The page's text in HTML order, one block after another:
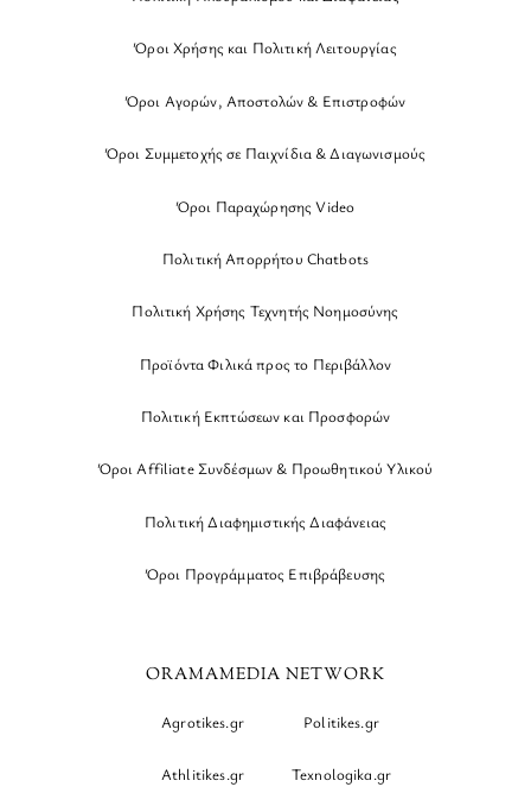
Όροι Χρήσης και Πολιτική Λειτουργίας
Όροι Αγορών, Αποστολών & Επιστροφών
Όροι Συμμετοχής σε Παιχνίδια & Διαγωνισμούς
Όροι Παραχώρησης Video
Πολιτική Απορρήτου Chatbots
Πολιτική Χρήσης Τεχνητής Νοημοσύνης
Προϊόντα Φιλικά προς το Περιβάλλον
Πολιτική Εκπτώσεων και Προσφορών
Όροι Affiliate Συνδέσμων & Προωθητικού Υλικού
Πολιτική Διαφημιστικής Διαφάνειας
Όροι Προγράμματος Επιβράβευσης
ORAMAMEDIA NETWORK
Agrotikes.gr Politikes.gr
Athlitikes.gr Texnologika.gr